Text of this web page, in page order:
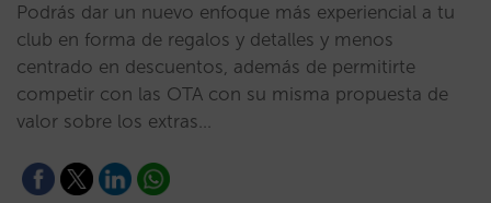
Podrás dar un nuevo enfoque más experiencial a tu
club en forma de regalos y detalles y menos
centrado en descuentos, además de permitirte
competir con las OTA con su misma propuesta de
valor sobre los extras…